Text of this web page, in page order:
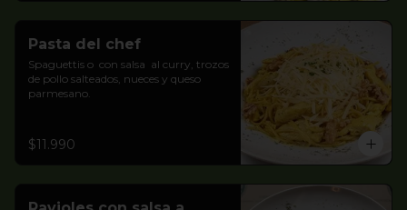
Pasta del chef
Spaguettis o  con salsa  al curry, trozos
de pollo salteados, nueces y queso
parmesano.
$11.990